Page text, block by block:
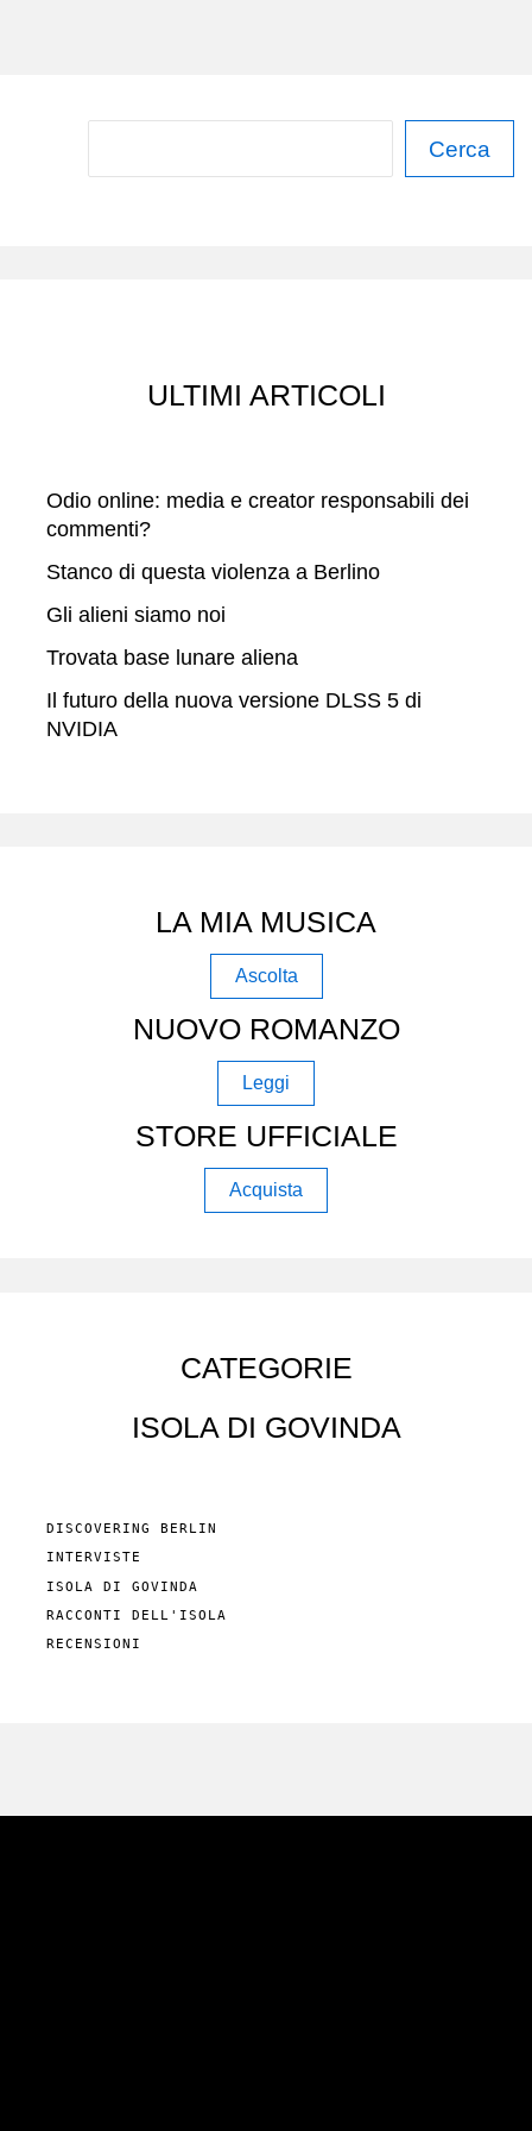
Cerca
ULTIMI ARTICOLI
Odio online: media e creator responsabili dei
commenti?
Stanco di questa violenza a Berlino
Gli alieni siamo noi
Trovata base lunare aliena
Il futuro della nuova versione DLSS 5 di
NVIDIA
LA MIA MUSICA
Ascolta
NUOVO ROMANZO
Leggi
STORE UFFICIALE
Acquista
CATEGORIE
ISOLA DI GOVINDA
DISCOVERING BERLIN
INTERVISTE
ISOLA DI GOVINDA
RACCONTI DELL'ISOLA
RECENSIONI